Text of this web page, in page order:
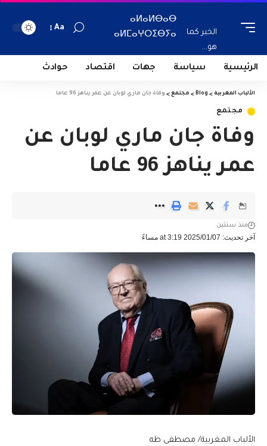
الخبر كما
هو...
ⴰⵍⴰⵍⴱⴰⴱ
ⴰⵍⵎⴰⵖⵔⵉⴱⵢⴰ
Aa
الرئيسية سياسة جهات اقتصاد حوادث
الألباب المغربية >
Blog
> مجتمع > وفاة جان ماري لوبان عن عمر يناهز 96 عاما
مجتمع
وفاة جان ماري لوبان عن
عمر يناهز 96 عاما
آخر تحديث: 2025/01/07 at 3:19 مساءً
منذ سنتين
الألباب المغربية/ مصطفى طه